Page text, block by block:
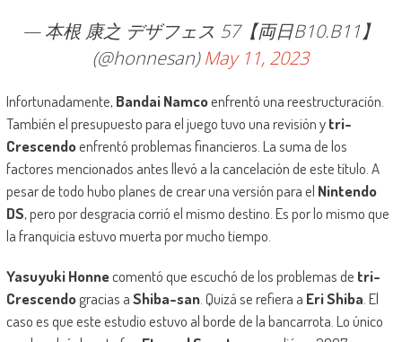
— 本根 康之 デザフェス 57【両日B10.B11】
(@honnesan)May 11, 2023
Infortunadamente, Bandai Namcoenfrentó una reestructuración.
También el presupuesto para el juego tuvo una revisión ytri-
Crescendoenfrentó problemas financieros. La suma de los
factores mencionados antes llevó a la cancelación de este título. A
pesar de todo hubo planes de crear una versión para el Nintendo
DS, pero por desgracia corrió el mismo destino. Es por lo mismo que
la franquicia estuvo muerta por mucho tiempo.
Yasuyuki Honnecomentó que escuchó de los problemas de tri-
Crescendogracias aShiba-san. Quizá se refiera a Eri Shiba . El
caso es que este estudio estuvo al borde de la bancarrota. Lo único